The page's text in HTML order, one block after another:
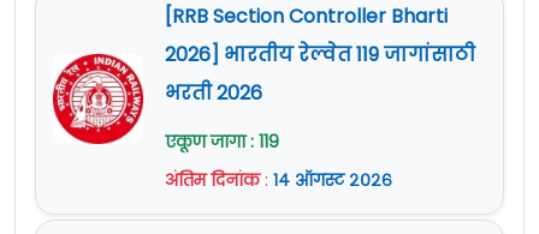
[RRB Section Controller Bharti
2026] भारतीय रेल्वेत 119 जागांसाठी
भरती 2026
एकूण जागा : 119
अंतिम दिनांक: १४ ऑगस्ट २०२६